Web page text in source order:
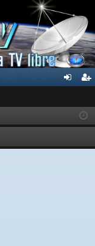
ar
ist
rs